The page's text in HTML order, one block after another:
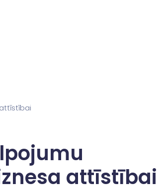
attīstībai